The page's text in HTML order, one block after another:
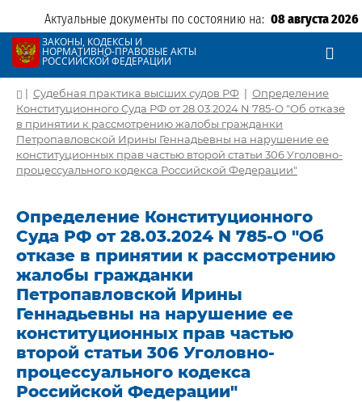
Актуальные документы по состоянию на: 08 августа 2026
ЗАКОНЫ, КОДЕКСЫ И
НОРМАТИВНО-ПРАВОВЫЕ АКТЫ
РОССИЙСКОЙ ФЕДЕРАЦИИ
| Судебная практика высших судов РФ | Определение
Конституционного Суда РФ от 28.03.2024 N 785-О "Об отказе
в принятии к рассмотрению жалобы гражданки
Петропавловской Ирины Геннадьевны на нарушение ее
конституционных прав частью второй статьи 306 Уголовно-
процессуального кодекса Российской Федерации"
Определение Конституционного
Суда РФ от 28.03.2024 N 785-О "Об
отказе в принятии к рассмотрению
жалобы гражданки
Петропавловской Ирины
Геннадьевны на нарушение ее
конституционных прав частью
второй статьи 306 Уголовно-
процессуального кодекса
Российской Федерации"